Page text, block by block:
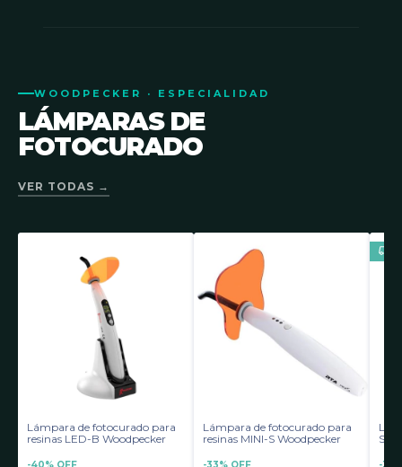
WOODPECKER · ESPECIALIDAD
LÁMPARAS DE
FOTOCURADO
VER TODAS →
Lámpara de fotocurado para
resinas LED-B Woodpecker
Lámpara de fotocurado para
resinas MINI-S Woodpecker